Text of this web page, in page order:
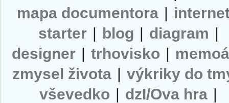
mapa documentora |
starter | blog | diagram |
designer | trhovisko |
zmysel života | výkriky do
vševedko | dzI/Ova hra |